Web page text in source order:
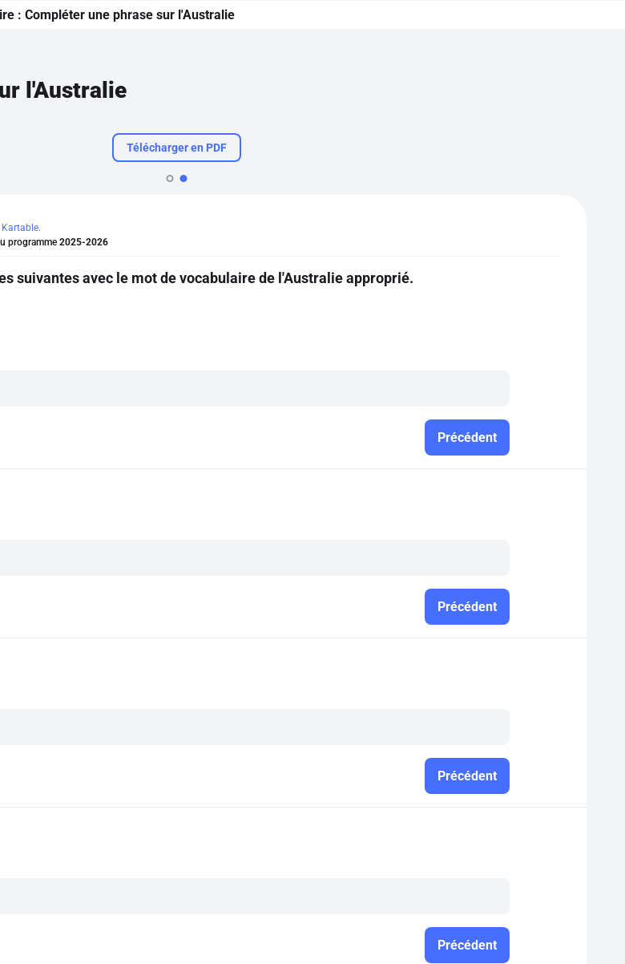
: Compléter une phrase sur l'Australie
l'Australie
Télécharger en PDF
programme 2025-2026
suivantes avec le mot de vocabulaire de l'Australie approprié.
Précédent
Précédent
Précédent
Précédent